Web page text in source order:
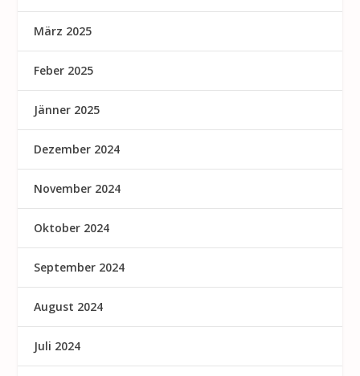
März 2025
Feber 2025
Jänner 2025
Dezember 2024
November 2024
Oktober 2024
September 2024
August 2024
Juli 2024